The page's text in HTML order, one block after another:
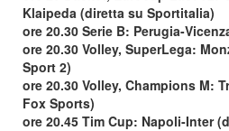
Klaipeda (diretta su Sportitalia)
ore 20.30 Serie B: Perugia-
ore 20.30 Volley, SuperLega:
Sport 2)
ore 20.30 Volley, Champions M:
Fox Sports)
ore 20.45 Tim Cup: Napoli-Inter